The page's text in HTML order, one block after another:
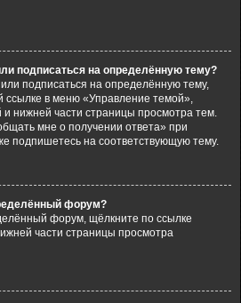
подписаться на определённую тему?
подписаться на определённую тему,
ссылке в меню «Управление темой»,
и нижней части страницы просмотра тем.
мне о получении ответа» при
подпишетесь на соответствующую тему.
форум?
форум, щёлкните по ссылке
части страницы просмотра